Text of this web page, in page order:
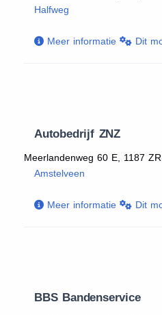
Halfweg
Meer informatie Dit
Autobedrijf ZNZ
Meerlandenweg 60 E, 1187 ZR,
Amstelveen
Meer informatie Dit
BBS Bandenservice